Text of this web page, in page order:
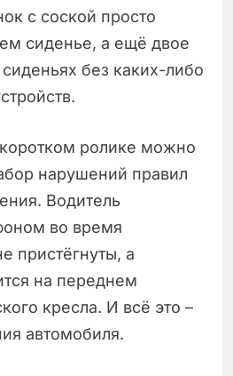
с соской просто
сиденье, а ещё двое
сиденьях без каких-либо
ролике можно
нарушений правил
Водитель
во время
пристёгнуты, а
на переднем
кресла. И всё это –
автомобиля.